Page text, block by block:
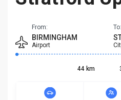
From:
BIRMINGHAM
Airport
To:
44 km